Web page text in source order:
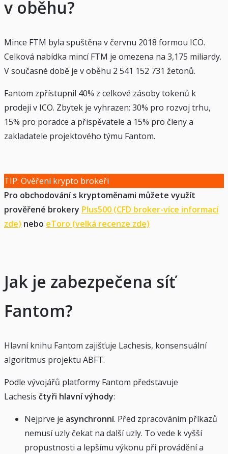
v oběhu?
Mince FTM byla spuštěna v červnu 2018 formou ICO.
Celková nabídka mincí FTM je omezena na 3,175 miliardy.
V současné době je v oběhu 2 541 152 731 žetonů.
Fantom zpřístupnil 40% z celkové zásoby tokenů k
prodeji v ICO. Zbytek je vyhrazen: 30% pro rozvoj trhu,
15% pro poradce a přispěvatele a 15% pro členy a
zakladatele projektového týmu Fantom.
TIP: Ověření krypto brokeři
Pro obchodování s kryptoměnami můžete využít
prověřené brokery Plus500 (CFD broker-více informací
zde) nebo eToro (velká recenze zde)
Jak je zabezpečena síť
Fantom?
Hlavní knihu Fantom zajišťuje Lachesis, konsensuální
algoritmus projektu ABFT.
Podle vývojářů platformy Fantom představuje
Lachesis čtyři hlavní výhody:
Nejprve je asynchronní. Před zpracováním příkazů
nemusí uzly čekat na další uzly. To vede k vyšší
propustnosti a lepšímu výkonu při provádění a